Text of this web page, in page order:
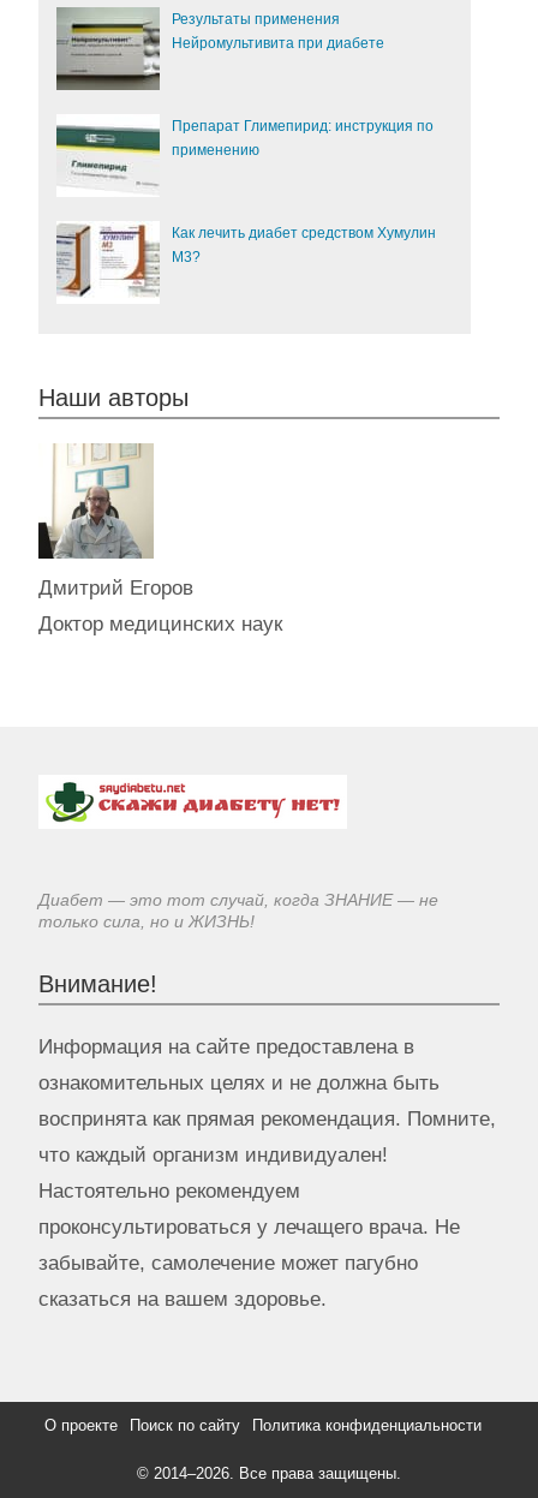
Результаты применения
Нейромультивита при диабете
Препарат Глимепирид: инструкция по
применению
Как лечить диабет средством Хумулин
М3?
Наши авторы
Дмитрий Егоров
Доктор медицинских наук
Диабет — это тот случай, когда ЗНАНИЕ — не
только сила, но и ЖИЗНЬ!
Внимание!
Информация на сайте предоставлена в
ознакомительных целях и не должна быть
воспринята как прямая рекомендация. Помните,
что каждый организм индивидуален!
Настоятельно рекомендуем
проконсультироваться у лечащего врача. Не
забывайте, самолечение может пагубно
сказаться на вашем здоровье.
О проекте Поиск по сайту Политика конфиденциальности
© 2014–2026. Все права защищены.